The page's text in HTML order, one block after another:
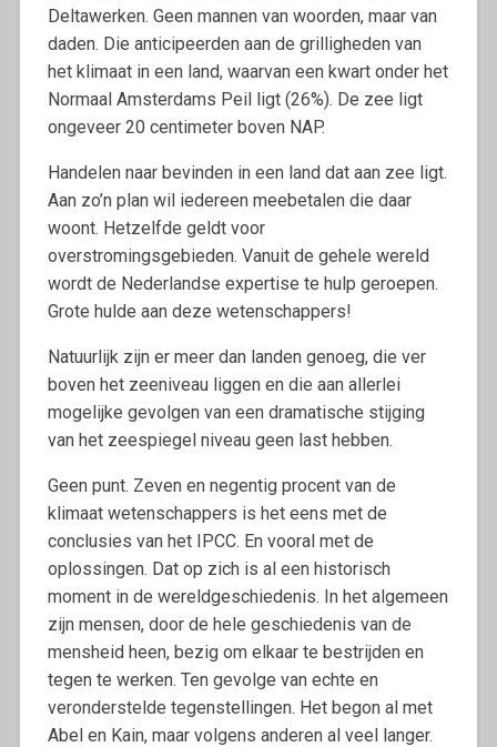
Deltawerken. Geen mannen van woorden, maar van
daden. Die anticipeerden aan de grilligheden van
het klimaat in een land, waarvan een kwart onder het
Normaal Amsterdams Peil ligt (26%). De zee ligt
ongeveer 20 centimeter boven NAP.
Handelen naar bevinden in een land dat aan zee ligt.
Aan zo’n plan wil iedereen meebetalen die daar
woont. Hetzelfde geldt voor
overstromingsgebieden. Vanuit de gehele wereld
wordt de Nederlandse expertise te hulp geroepen.
Grote hulde aan deze wetenschappers!
Natuurlijk zijn er meer dan landen genoeg, die ver
boven het zeeniveau liggen en die aan allerlei
mogelijke gevolgen van een dramatische stijging
van het zeespiegel niveau geen last hebben.
Geen punt. Zeven en negentig procent van de
klimaat wetenschappers is het eens met de
conclusies van het IPCC. En vooral met de
oplossingen. Dat op zich is al een historisch
moment in de wereldgeschiedenis. In het algemeen
zijn mensen, door de hele geschiedenis van de
mensheid heen, bezig om elkaar te bestrijden en
tegen te werken. Ten gevolge van echte en
veronderstelde tegenstellingen. Het begon al met
Abel en Kain, maar volgens anderen al veel langer.